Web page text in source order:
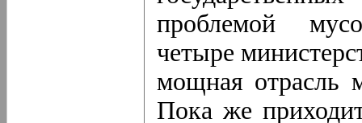
проблемой
четыре
мощная отрасль
Пока же